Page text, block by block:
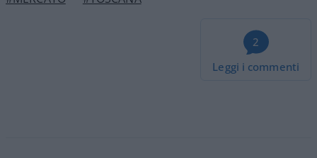
2
Leggi i commenti